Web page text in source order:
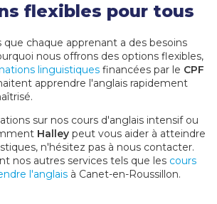
flexibles pour tous
que chaque apprenant a des besoins
nous offrons des options flexibles,
linguistiques financées par le CPF
apprendre l'anglais rapidement
sur nos cours d'anglais intensif ou
Halley peut vous aider à atteindre
n'hésitez pas à nous contacter.
nos autres services tels que les cours
l'anglais à Canet-en-Roussillon.